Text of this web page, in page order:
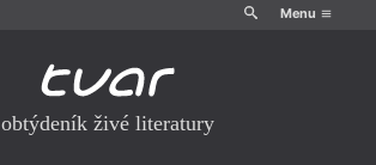
Menu
obtýdeník živé literatury